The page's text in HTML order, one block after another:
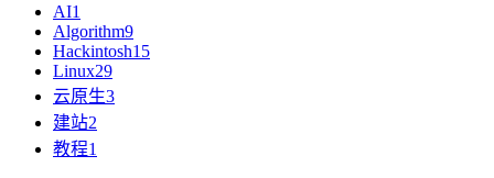
AI1
Algorithm9
Hackintosh15
Linux29
云原生3
建站2
教程1